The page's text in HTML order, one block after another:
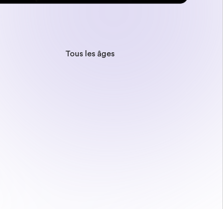
Tous les âges